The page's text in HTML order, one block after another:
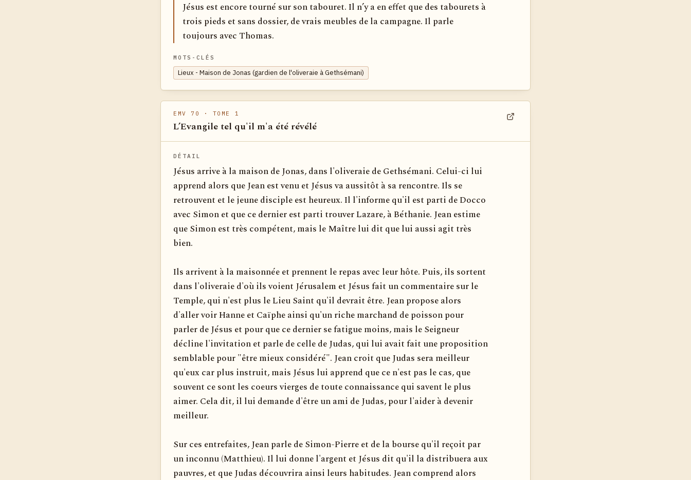
Jésus est encore tourné sur son tabouret. Il n’y a en effet que des tabourets à
trois pieds et sans dossier, de vrais meubles de la campagne. Il parle
toujours avec Thomas.
MOTS-CLÉS
Lieux - Maison de Jonas (gardien de l'oliveraie à Gethsémani)
EMV 70 · TOME 1
L’Evangile tel qu'il m'a été révélé
DÉTAIL
Jésus arrive à la maison de Jonas, dans l'oliveraie de Gethsémani. Celui-ci lui
apprend alors que Jean est venu et Jésus va aussitôt à sa rencontre. Ils se
retrouvent et le jeune disciple est heureux. Il l'informe qu'il est parti de Docco
avec Simon et que ce dernier est parti trouver Lazare, à Béthanie. Jean estime
que Simon est très compétent, mais le Maître lui dit que lui aussi agit très
bien.
Ils arrivent à la maisonnée et prennent le repas avec leur hôte. Puis, ils sortent
dans l'oliveraie d'où ils voient Jérusalem et Jésus fait un commentaire sur le
Temple, qui n'est plus le Lieu Saint qu'il devrait être. Jean propose alors
d'aller voir Hanne et Caïphe ainsi qu'un riche marchand de poisson pour
parler de Jésus et pour que ce dernier se fatigue moins, mais le Seigneur
décline l'invitation et parle de celle de Judas, qui lui avait fait une proposition
semblable pour "être mieux considéré". Jean croit que Judas sera meilleur
qu'eux car plus instruit, mais Jésus lui apprend que ce n'est pas le cas, que
souvent ce sont les coeurs vierges de toute connaissance qui savent le plus
aimer. Cela dit, il lui demande d'être un ami de Judas, pour l'aider à devenir
meilleur.
Sur ces entrefaites, Jean parle de Simon-Pierre et de la bourse qu'il reçoit par
un inconnu (Matthieu). Il lui donne l'argent et Jésus dit qu'il la distribuera aux
pauvres, et que Judas découvrira ainsi leurs habitudes. Jean comprend alors